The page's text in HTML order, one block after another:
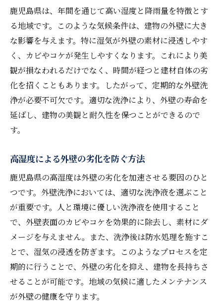
耐久性を高める洗浄の効果
外壁洗浄が防水性に与える影響
建物の構造を守る洗浄方法
長寿命化に貢献する定期洗浄の利点
劣化を防ぐ外壁メンテナンスの重要性
外壁洗浄による長期的なコスト削減
環境に優しい洗浄液でカビやコケを根絶する方
法
化学薬品を使わない洗浄のメリット
自然素材を活用したカビ除去方法
環境に配慮した洗浄液の効果的な使用法
洗浄後の自然な美観を保つために
持続可能な洗浄方法の実践
実践的な外壁洗浄の手順と注意点
安全を確保するための洗浄準備
適切な洗浄機器の選び方
洗浄時に注意すべきポイント
鹿児島県は、年間を通じて高い湿度と降雨量を特徴とす
る地域です。このような気候条件は、建物の外壁に大き
な影響を与えます。特に湿気が外壁の素材に浸透しやす
く、カビやコケが発生しやすくなります。これにより美
観が損なわれるだけでなく、時間が経つと建材自体の劣
化を招くこともあります。したがって、定期的な外壁洗
浄が必要不可欠です。適切な洗浄により、外壁の寿命を
延ばし、建物の美観と耐久性を保つことができるので
す。
高湿度による外壁の劣化を防ぐ方法
鹿児島県の高湿度は外壁の劣化を加速させる要因のひと
つです。外壁洗浄においては、適切な洗浄液を選ぶこと
が重要です。人と環境に優しい洗浄液を使用すること
で、外壁表面のカビやコケを効果的に除去し、素材にダ
メージを与えません。また、洗浄後は防水処理を施すこ
とで、湿気の浸透を防ぎます。このようなプロセスを定
期的に行うことで、外壁の劣化を抑え、建物を長持ちさ
せることが可能です。地域の気候に適したメンテナンス
が外壁の健康を守ります。